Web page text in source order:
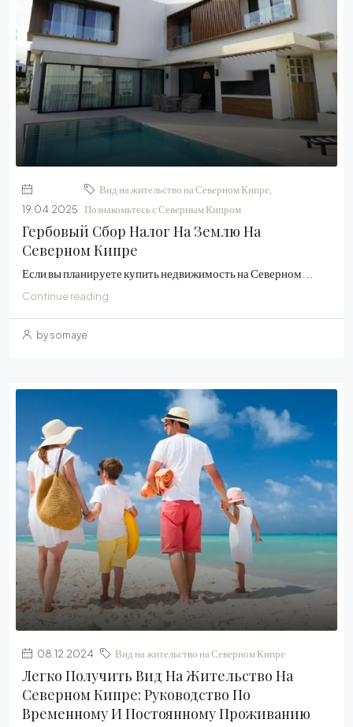
19.04.2025
Вид на жительство на Северном Кипре
Познакомьтесь с Северным Кипром
Гербовый Сбор Налог На Землю На
Северном Кипре
Если вы планируете купить недвижимость на Северном...
Continue reading
by somaye
08.12.2024 Вид на жительство на Северном Кипре
Легко Получить Вид На Жительство На
Северном Кипре: Руководство По
Временному И Постоянному Проживанию